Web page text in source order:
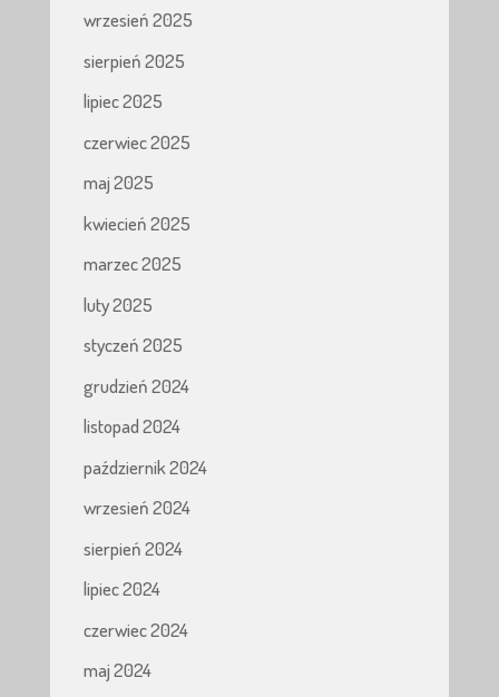
wrzesień 2025
sierpień 2025
lipiec 2025
czerwiec 2025
maj 2025
kwiecień 2025
marzec 2025
luty 2025
styczeń 2025
grudzień 2024
listopad 2024
październik 2024
wrzesień 2024
sierpień 2024
lipiec 2024
czerwiec 2024
maj 2024